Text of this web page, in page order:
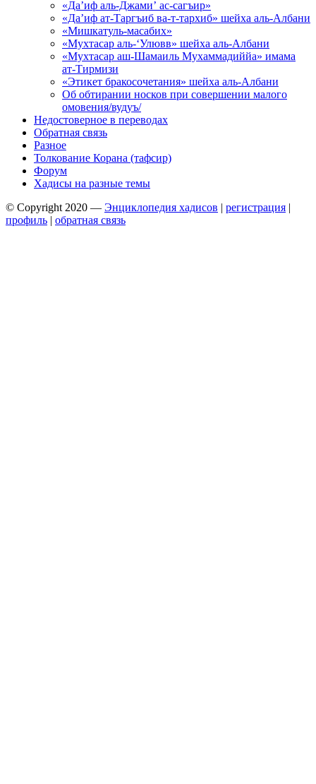
«Да’иф аль-Джами’ ас-сагъир»
«Да’иф ат-Таргъиб ва-т-тархиб» шейха аль-Албани
«Мишкатуль-масабих»
«Мухтасар аль-‘Улювв» шейха аль-Албани
«Мухтасар аш-Шамаиль Мухаммадиййа» имама
ат-Тирмизи
«Этикет бракосочетания» шейха аль-Албани
Об обтирании носков при совершении малого
омовения/вудуъ/
Недостоверное в переводах
Обратная связь
Разное
Толкование Корана (тафсир)
Форум
Хадисы на разные темы
© Copyright 2020 — Энциклопедия хадисов | регистрация |
профиль | обратная связь